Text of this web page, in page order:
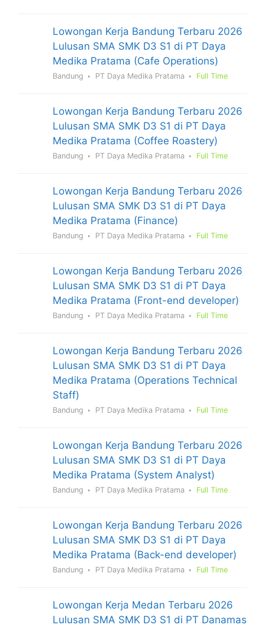
Lowongan Kerja Bandung Terbaru 2026
Lulusan SMA SMK D3 S1 di PT Daya
Medika Pratama (Cafe Operations)
Bandung PT Daya Medika Pratama Full Time
Lowongan Kerja Bandung Terbaru 2026
Lulusan SMA SMK D3 S1 di PT Daya
Medika Pratama (Coffee Roastery)
Bandung PT Daya Medika Pratama Full Time
Lowongan Kerja Bandung Terbaru 2026
Lulusan SMA SMK D3 S1 di PT Daya
Medika Pratama (Finance)
Bandung PT Daya Medika Pratama Full Time
Lowongan Kerja Bandung Terbaru 2026
Lulusan SMA SMK D3 S1 di PT Daya
Medika Pratama (Front-end developer)
Bandung PT Daya Medika Pratama Full Time
Lowongan Kerja Bandung Terbaru 2026
Lulusan SMA SMK D3 S1 di PT Daya
Medika Pratama (Operations Technical
Staff)
Bandung PT Daya Medika Pratama Full Time
Lowongan Kerja Bandung Terbaru 2026
Lulusan SMA SMK D3 S1 di PT Daya
Medika Pratama (System Analyst)
Bandung PT Daya Medika Pratama Full Time
Lowongan Kerja Bandung Terbaru 2026
Lulusan SMA SMK D3 S1 di PT Daya
Medika Pratama (Back-end developer)
Bandung PT Daya Medika Pratama Full Time
Lowongan Kerja Medan Terbaru 2026
Lulusan SMA SMK D3 S1 di PT Danamas